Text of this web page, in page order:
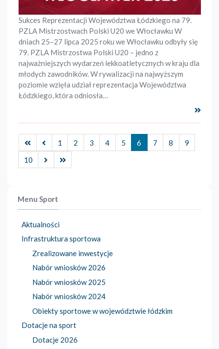
Sukces Reprezentacji Województwa Łódzkiego na 79.
PZLA Mistrzostwach Polski U20 we Włocławku W
dniach 25–27 lipca 2025 roku we Włocławku odbyły się
79. PZLA Mistrzostwa Polski U20 – jedno z
najważniejszych wydarzeń lekkoatletycznych w kraju dla
młodych zawodników. W rywalizacji na najwyższym
poziomie wzięła udział reprezentacja Województwa
Łódzkiego, która odniosła…
1 2 3 4 5 6 7 8
9
10
Menu Sport
Aktualności
Infrastruktura sportowa
Zrealizowane inwestycje
Nabór wniosków 2026
Nabór wniosków 2025
Nabór wniosków 2024
Obiekty sportowe w województwie łódzkim
Dotacje na sport
Dotacje 2026